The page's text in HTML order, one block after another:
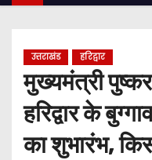
उत्तराखंड हरिद्वार
मुख्यमंत्री
हरिद्वार के
का शुभारंभ,